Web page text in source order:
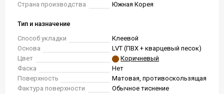
Страна производства
Южная Корея
Тип и назначение
Способ укладки
Клеевой
Основа
LVT (ПВХ + кварцевый песок)
Цвет
Коричневый
Фаска
Нет
Поверхность
Матовая, противоскользящая
Фактура поверхности
Обычное тиснение